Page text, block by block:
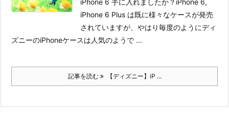
iPhone 6 手に入れましたか？ iPhone 6,
iPhone 6 Plus は既に様々なケースが発売
されていますが、やはり毎度のようにディ
ズニーのiPhoneケースは人気のようで ...
記事を読む 【ディズニー】iP ...